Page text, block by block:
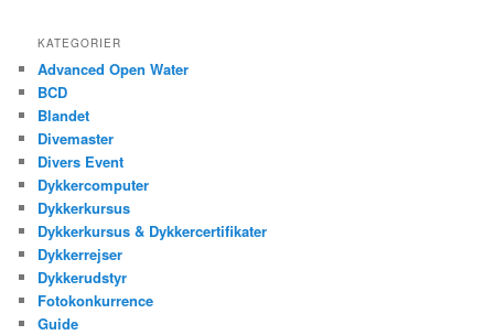
KATEGORIER
Advanced Open Water
BCD
Blandet
Divemaster
Divers Event
Dykkercomputer
Dykkerkursus
Dykkerkursus & Dykkercertifikater
Dykkerrejser
Dykkerudstyr
Fotokonkurrence
Guide